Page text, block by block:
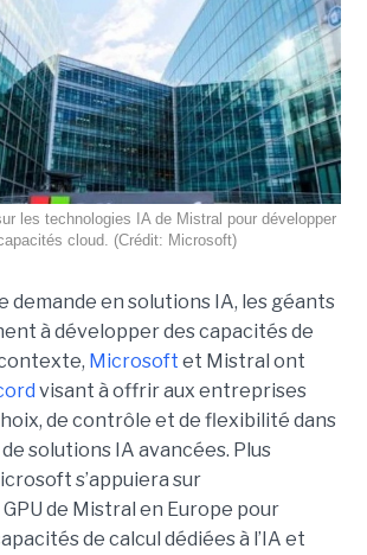
les technologies IA de Mistral pour développer
cloud. (Crédit: Microsoft)
demande en solutions IA, les géants
à développer des capacités de
Microsoft et Mistral ont
visant à offrir aux entreprises
de contrôle et de flexibilité dans
solutions IA avancées. Plus
s’appuiera sur
de Mistral en Europe pour
de calcul dédiées à l’IA et